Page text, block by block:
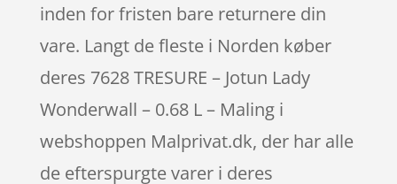
inden for fristen bare returnere din
vare. Langt de fleste i Norden køber
deres 7628 TRESURE – Jotun Lady
Wonderwall – 0.68 L – Maling i
webshoppen Malprivat.dk, der har alle
de efterspurgte varer i deres